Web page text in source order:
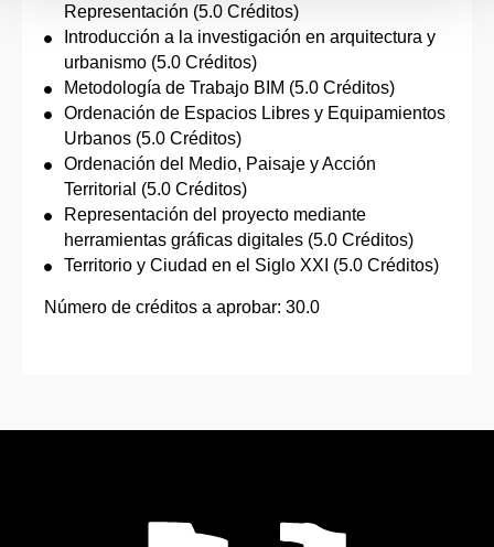
Representación (5.0 Créditos)
Introducción a la investigación en arquitectura y
urbanismo (5.0 Créditos)
Metodología de Trabajo BIM (5.0 Créditos)
Ordenación de Espacios Libres y Equipamientos
Urbanos (5.0 Créditos)
Ordenación del Medio, Paisaje y Acción
Territorial (5.0 Créditos)
Representación del proyecto mediante
herramientas gráficas digitales (5.0 Créditos)
Territorio y Ciudad en el Siglo XXI (5.0 Créditos)
Número de créditos a aprobar: 30.0